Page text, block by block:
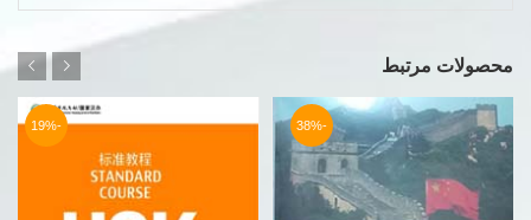
محصولات مرتبط
-38%
-19%